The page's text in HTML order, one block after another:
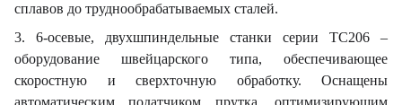
сплавов до труднообрабатываемых сталей.
3. 6-осевые, двухшпиндельные станки серии TC206 –
оборудование швейцарского типа, обеспечивающее
скоростную и сверхточную обработку. Оснащены
автоматическим податчиком прутка, оптимизирующим